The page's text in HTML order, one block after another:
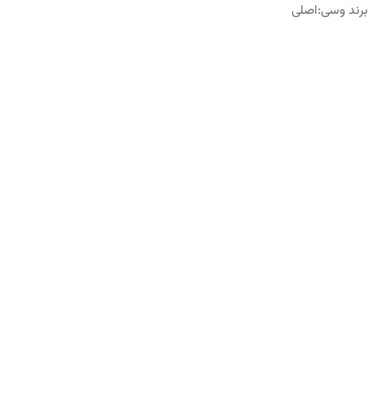
برند وسی:اصلی